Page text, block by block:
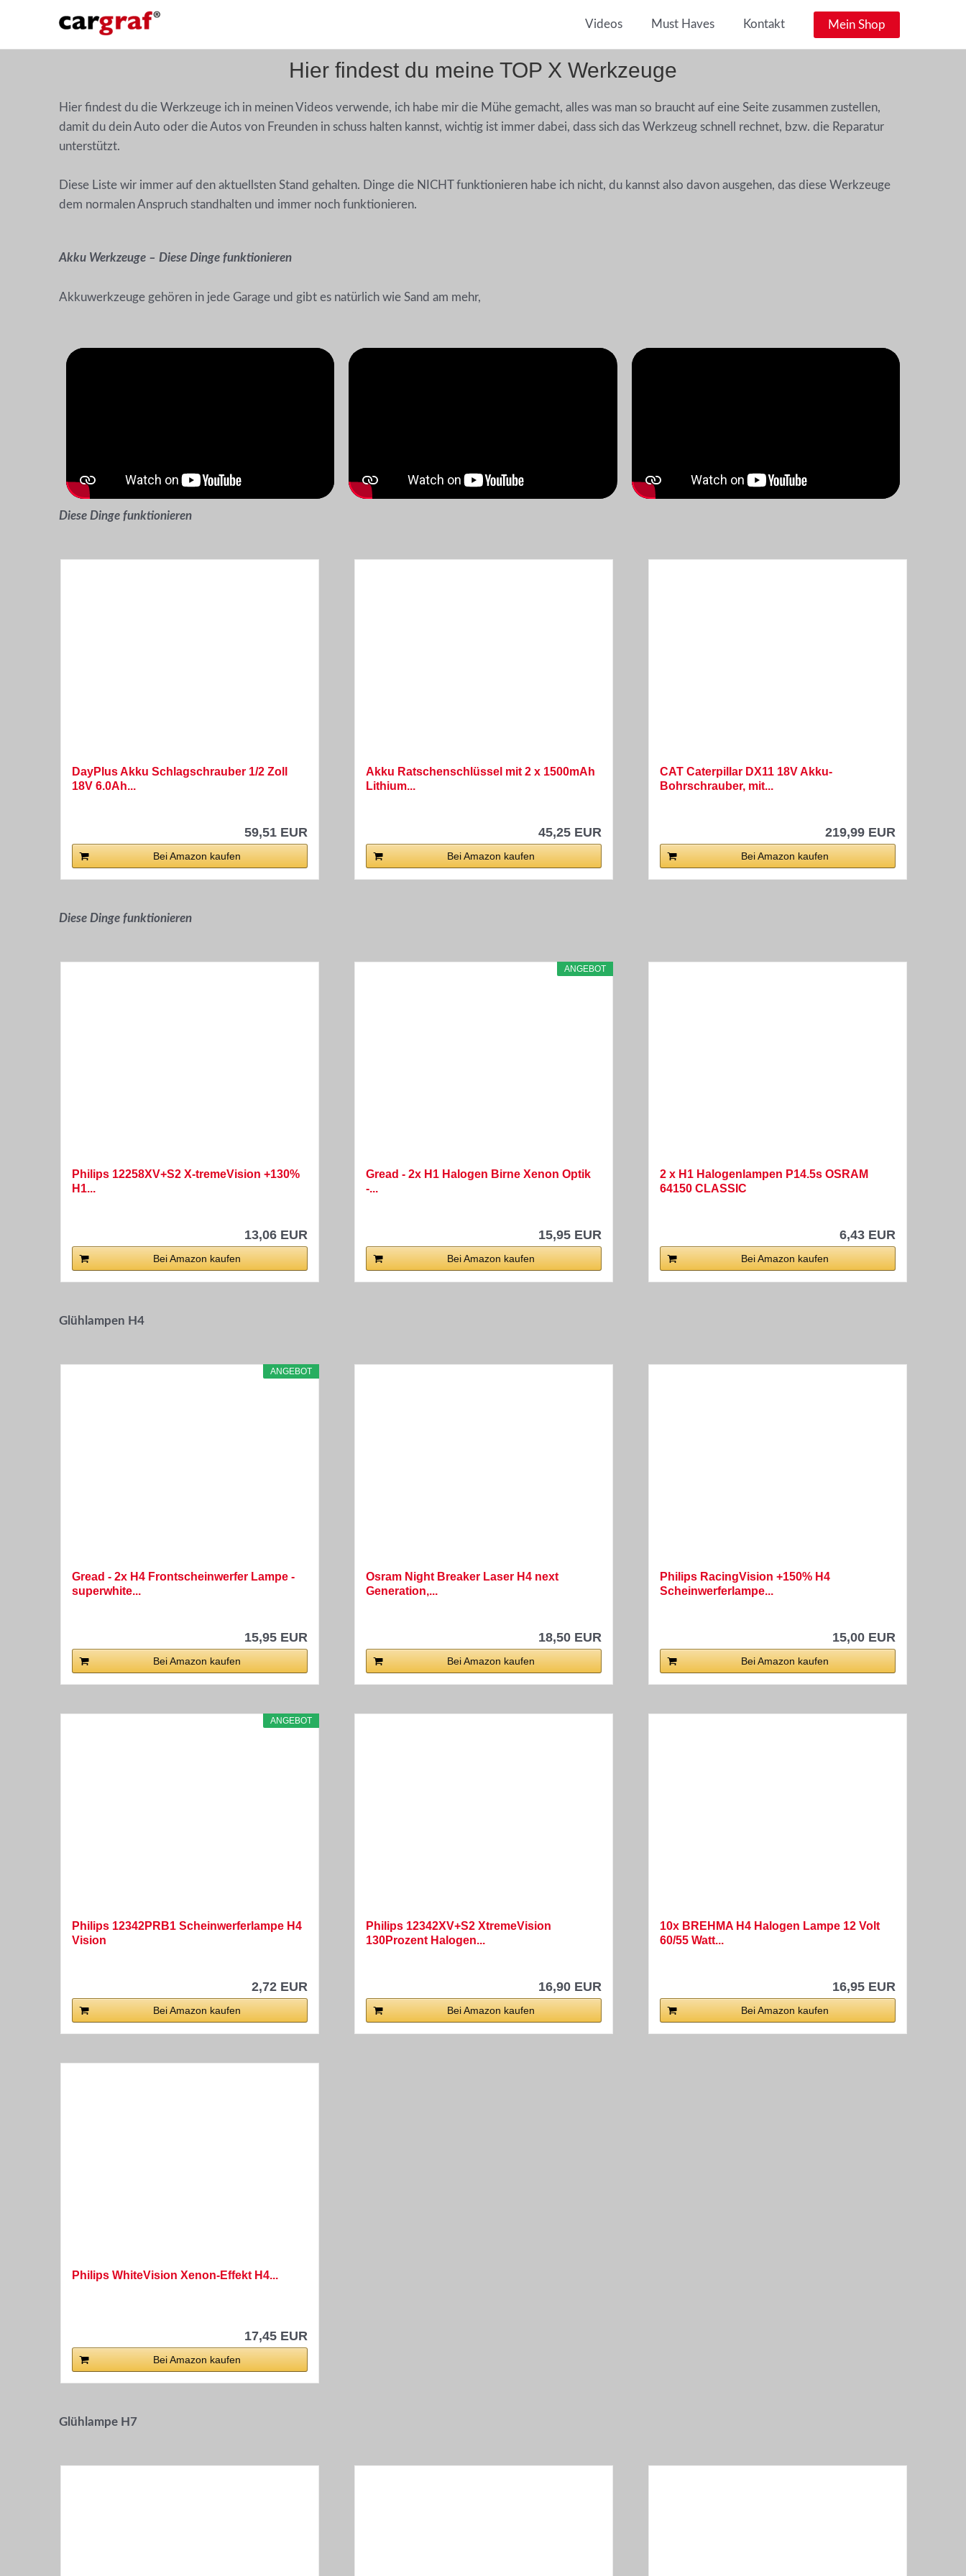
Videos Must Haves Kontakt Mein Shop
Hier findest du meine TOP X Werkzeuge
Hier findest du die Werkzeuge ich in meinen Videos verwende, ich habe mir die Mühe gemacht, alles was man so braucht auf eine Seite zusammen zustellen,
damit du dein Auto oder die Autos von Freunden in schuss halten kannst, wichtig ist immer dabei, dass sich das Werkzeug schnell rechnet, bzw. die Reparatur
unterstützt.
Diese Liste wir immer auf den aktuellsten Stand gehalten. Dinge die NICHT funktionieren habe ich nicht, du kannst also davon ausgehen, das diese Werkzeuge
dem normalen Anspruch standhalten und immer noch funktionieren.
Akku Werkzeuge – Diese Dinge funktionieren
Akkuwerkzeuge gehören in jede Garage und gibt es natürlich wie Sand am mehr,
Diese Dinge funktionieren
DayPlus Akku Schlagschrauber 1/2 Zoll
18V 6.0Ah...
59,51 EUR
Bei Amazon kaufen
Akku Ratschenschlüssel mit 2 x 1500mAh
Lithium...
45,25 EUR
Bei Amazon kaufen
CAT Caterpillar DX11 18V Akku-
Bohrschrauber, mit...
219,99 EUR
Bei Amazon kaufen
Diese Dinge funktionieren
Philips 12258XV+S2 X-tremeVision +130%
H1...
13,06 EUR
Bei Amazon kaufen
ANGEBOT
Gread - 2x H1 Halogen Birne Xenon Optik
-...
15,95 EUR
Bei Amazon kaufen
2 x H1 Halogenlampen P14.5s OSRAM
64150 CLASSIC
6,43 EUR
Bei Amazon kaufen
Glühlampen H4
ANGEBOT
Gread - 2x H4 Frontscheinwerfer Lampe -
superwhite...
15,95 EUR
Bei Amazon kaufen
Osram Night Breaker Laser H4 next
Generation,...
18,50 EUR
Bei Amazon kaufen
Philips RacingVision +150% H4
Scheinwerferlampe...
15,00 EUR
Bei Amazon kaufen
ANGEBOT
Philips 12342PRB1 Scheinwerferlampe H4
Vision
2,72 EUR
Bei Amazon kaufen
Philips 12342XV+S2 XtremeVision
130Prozent Halogen...
16,90 EUR
Bei Amazon kaufen
10x BREHMA H4 Halogen Lampe 12 Volt
60/55 Watt...
16,95 EUR
Bei Amazon kaufen
Philips WhiteVision Xenon-Effekt H4...
17,45 EUR
Bei Amazon kaufen
Glühlampe H7